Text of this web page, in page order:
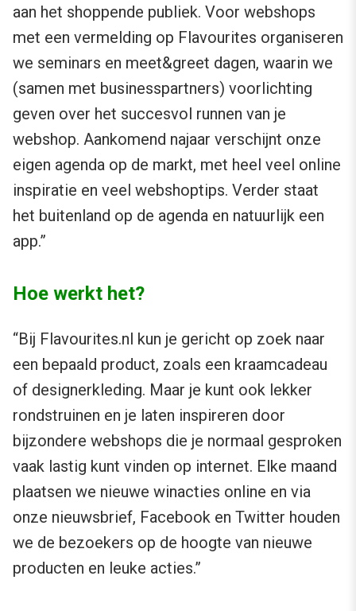
aan het shoppende publiek. Voor webshops
met een vermelding op Flavourites organiseren
we seminars en meet&greet dagen, waarin we
(samen met businesspartners) voorlichting
geven over het succesvol runnen van je
webshop. Aankomend najaar verschijnt onze
eigen agenda op de markt, met heel veel online
inspiratie en veel webshoptips. Verder staat
het buitenland op de agenda en natuurlijk een
app.”
Hoe werkt het?
“Bij Flavourites.nl kun je gericht op zoek naar
een bepaald product, zoals een kraamcadeau
of designerkleding. Maar je kunt ook lekker
rondstruinen en je laten inspireren door
bijzondere webshops die je normaal gesproken
vaak lastig kunt vinden op internet. Elke maand
plaatsen we nieuwe winacties online en via
onze nieuwsbrief, Facebook en Twitter houden
we de bezoekers op de hoogte van nieuwe
producten en leuke acties.”